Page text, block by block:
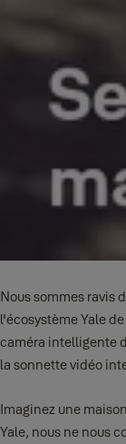
Nous sommes ravis
l'écosystème Yale
caméra intelligente
la sonnette vidéo
Imaginez une
Yale, nous ne nous